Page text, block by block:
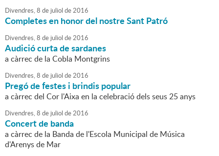
Divendres,8 de juliol de2016
Completes en honor del nostre Sant Patró
Divendres,8 de juliol de2016
Audició curta de sardanes
a càrrec de la Cobla Montgrins
Divendres,8 de juliol de2016
Pregó de festes i brindis popular
a càrrec del Cor l'Aixa en la celebració dels seus 25 anys
Divendres,8 de juliol de2016
Concert de banda
a càrrec de la Banda de l'Escola Municipal de Música
d'Arenys de Mar